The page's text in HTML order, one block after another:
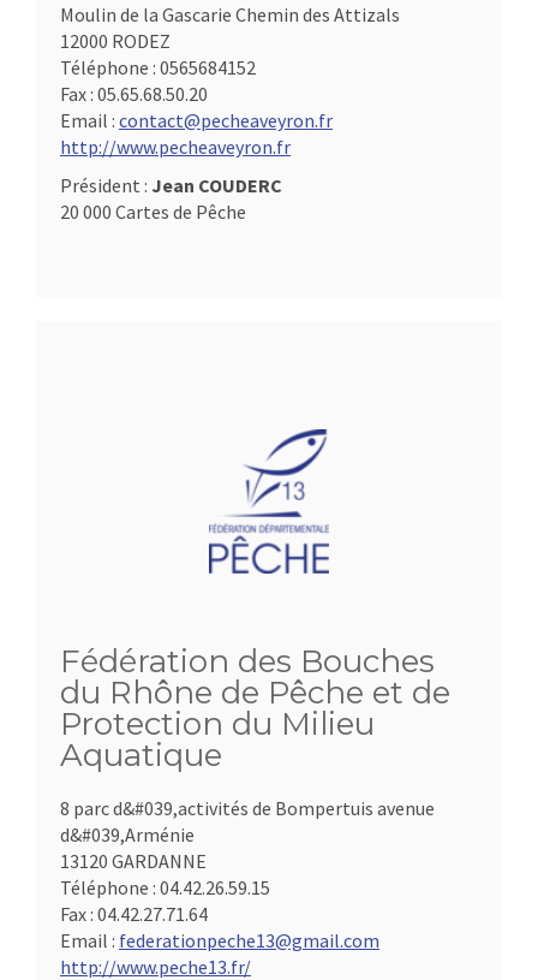
Moulin de la Gascarie Chemin des Attizals
12000 RODEZ
Téléphone : 0565684152
Fax : 05.65.68.50.20
Email : contact@pecheaveyron.fr
http://www.pecheaveyron.fr
Président : Jean COUDERC
20 000 Cartes de Pêche
Fédération des Bouches
du Rhône de Pêche et de
Protection du Milieu
Aquatique
8 parc d&#039,activités de Bompertuis avenue
d&#039,Arménie
13120 GARDANNE
Téléphone : 04.42.26.59.15
Fax : 04.42.27.71.64
Email : federationpeche13@gmail.com
http://www.peche13.fr/